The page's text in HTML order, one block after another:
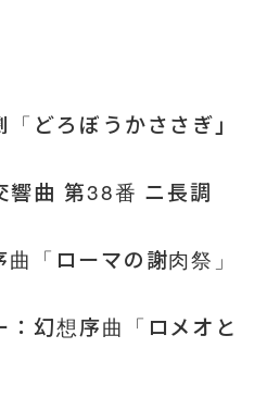
どろぼうかささぎ」
曲 第38番 ニ長調
「ローマの謝肉祭」
幻想序曲「ロメオと